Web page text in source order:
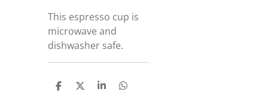
This espresso cup is
microwave and
dishwasher safe.
D
D
S
D